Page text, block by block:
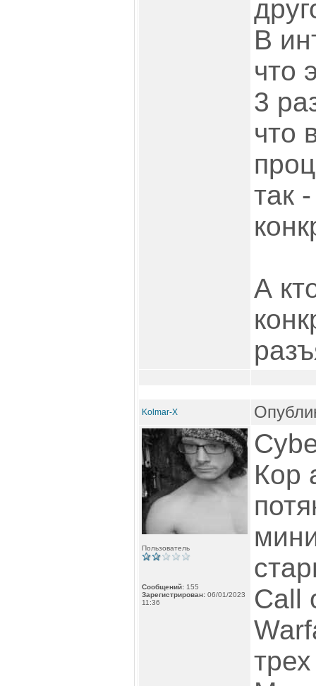
В
что
3
что
так
А
Kolmar-X
Пользователь
Сообщений: 155
Зарегистрирован: 06/01/2023
11:36
Кор
Call